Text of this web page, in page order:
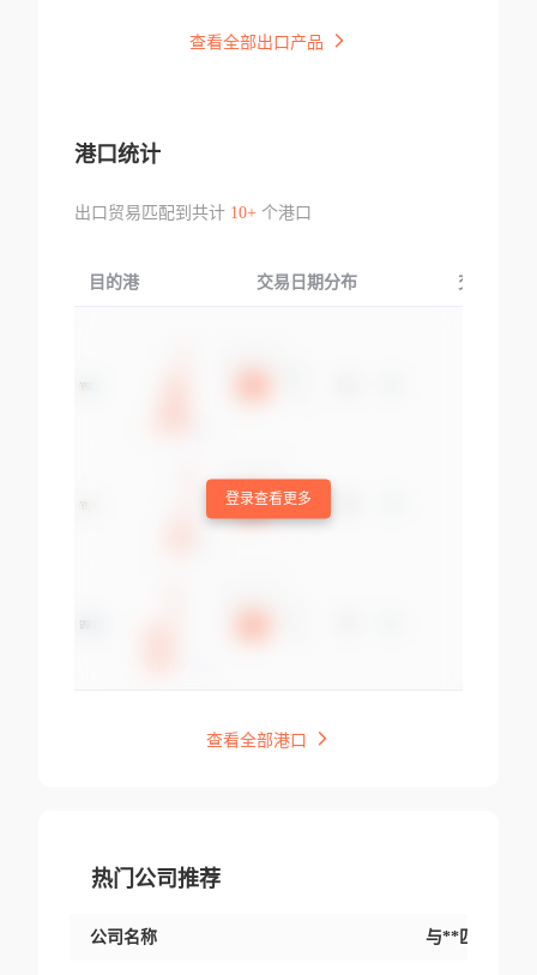
查看全部出口产品
港口统计
出口贸易匹配到共计 10+个港口
目的港 交易日期分布 交易产品
登录查看更多
查看全部港口
热门公司推荐
公司名称 与**匹配交易